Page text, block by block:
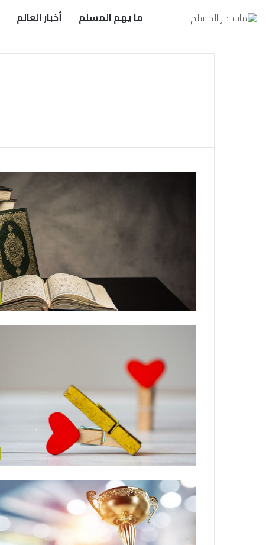
ما يهم المسلم أخبار العالم